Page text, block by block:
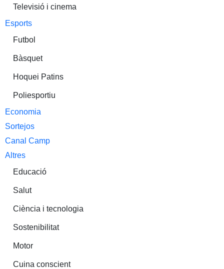
Televisió i cinema
Esports
Futbol
Bàsquet
Hoquei Patins
Poliesportiu
Economia
Sortejos
Canal Camp
Altres
Educació
Salut
Ciència i tecnologia
Sostenibilitat
Motor
Cuina conscient